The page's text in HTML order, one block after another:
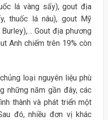
lá vàng sấy), gout địa
thuốc lá nâu), gout Mỹ
Gout địa phương
Anh chiếm trên 19% còn
loại nguyên liệu phù
những năm gần đây, các
thành và phát triển một
đó, nhiều đơn vị khác